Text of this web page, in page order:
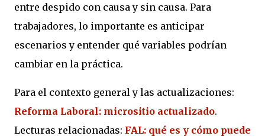
entre despido con causa y sin causa. Para
trabajadores, lo importante es anticipar
escenarios y entender qué variables podrían
cambiar en la práctica.
Para el contexto general y las actualizaciones:
Reforma Laboral: micrositio actualizado.
Lecturas relacionadas: FAL: qué es y cómo puede